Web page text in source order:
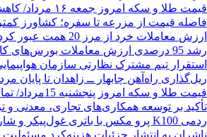
قیمت طلا و سکه امروز جمعه ۱۶ مرداد/ کاهش قیمت ها+ جدول و جزییات
فاصله قیمت از مزرعه تا سفره؛ کشاورز
ارزش معاملات خرد از مرز 20 همت عبور کرد
رشد 95 درصدی ارزش معاملات بورس‌های کالایی
استقرار تیم مشترک نظارتی سازمان
ریل‌گذاری راه‌آهن چابهار ــ زاهدان تا پایان
قیمت طلا و سکه امروز پنجشنبه 15مرداد/ تمام قیمت ها بر مدار افزایش + جدول
تأکید بر توسعه همکاری‌های تجاری، معدنی و
ردمی K100 پرو مکس با باتری غول‌پیکر و شارژ بی‌سیم روانه بازار می‌شود